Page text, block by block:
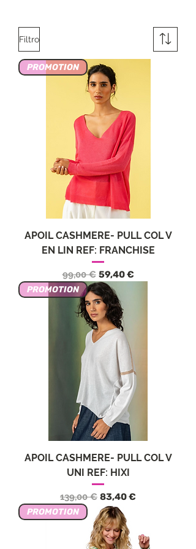
Filtro
PROMOTION
APOIL CASHMERE- PULL COL V
EN LIN REF: FRANCHISE
Precio
99,00 € Precio de oferta
59,40 €
PROMOTION
APOIL CASHMERE- PULL COL V
UNI REF: HIXI
Precio
139,00 € Precio de oferta
83,40 €
PROMOTION